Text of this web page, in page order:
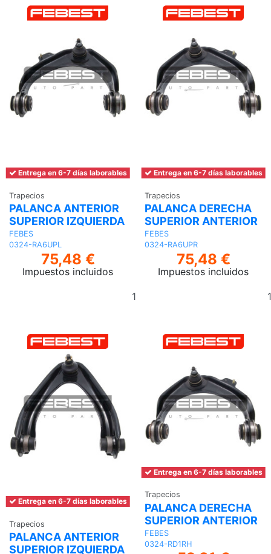
Entrega en 6-7 días laborables
Trapecios
PALANCA ANTERIOR
SUPERIOR IZQUIERDA
FEBES
0324-RA6UPL
75,48 €
Impuestos incluidos
Entrega en 6-7 días laborables
Trapecios
PALANCA DERECHA
SUPERIOR ANTERIOR
FEBES
0324-RA6UPR
75,48 €
Impuestos incluidos
Entrega en 6-7 días laborables
Trapecios
PALANCA ANTERIOR
SUPERIOR IZQUIERDA
Entrega en 6-7 días laborables
Trapecios
PALANCA DERECHA
SUPERIOR ANTERIOR
FEBES
0324-RD1RH